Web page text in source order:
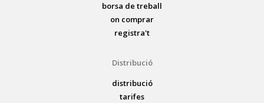
borsa de treball
on comprar
registra't
Distribució
distribució
tarifes